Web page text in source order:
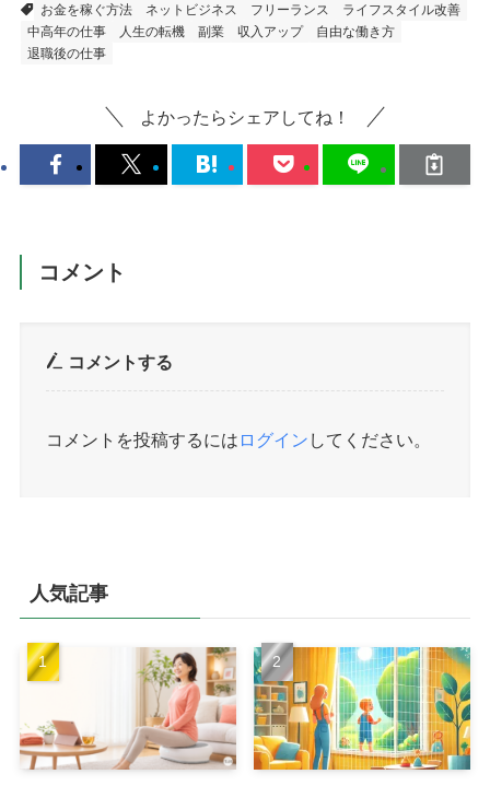
お金を稼ぐ方法
ネットビジネス フリーランス
ライフスタイル改善
中高年の仕事
人生の転機 副業 収入アップ
自由な働き方
退職後の仕事
よかったらシェアしてね！
コメント
コメントする
コメントを投稿するには ログイン してください。
人気記事